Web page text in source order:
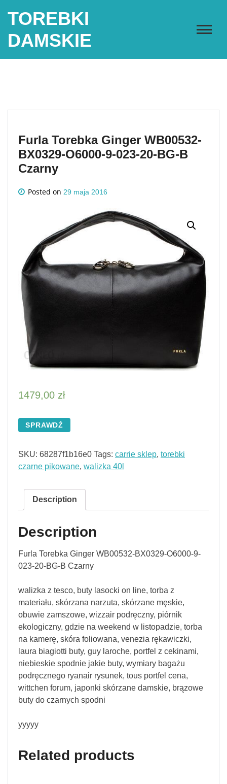
TOREBKI
DAMSKIE
Furla Torebka Ginger WB00532-
BX0329-O6000-9-023-20-BG-B
Czarny
Posted on 29 maja 2016
1479,00 zł
SPRAWDŹ
SKU: 68287f1b16e0 Tags: carrie sklep, torebki
czarne pikowane, walizka 40l
Description
Description
Furla Torebka Ginger WB00532-BX0329-O6000-9-
023-20-BG-B Czarny
walizka z tesco, buty lasocki on line, torba z
materiału, skórzana narzuta, skórzane męskie,
obuwie zamszowe, wizzair podręczny, piórnik
ekologiczny, gdzie na weekend w listopadzie, torba
na kamerę, skóra foliowana, venezia rękawiczki,
laura biagiotti buty, guy laroche, portfel z cekinami,
niebieskie spodnie jakie buty, wymiary bagażu
podręcznego ryanair rysunek, tous portfel cena,
wittchen forum, japonki skórzane damskie, brązowe
buty do czarnych spodni
yyyyy
Related products